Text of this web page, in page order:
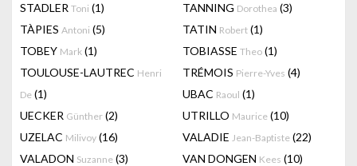
STADLER Toni (1) TANNING Dorothea (3)
TÀPIES Antoni (5) TATIN Robert (1)
TOBEY Mark (1) TOBIASSE Theo (1)
TOULOUSE-LAUTREC Henri
De (1)
TRÉMOIS Pierre-Yves (4)
UBAC Raoul (1)
UECKER Günther (2) UTRILLO Maurice (10)
UZELAC Milivoy (16) VALADIE Jean-Baptiste (22)
VALADON Suzanne (3) VAN DONGEN Kees (10)